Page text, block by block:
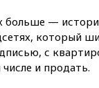
больше —
который
с
и продать.